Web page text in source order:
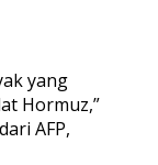
yang
Hormuz,”
AFP,